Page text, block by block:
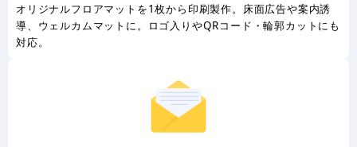
オリジナルフロアマットを1枚から印刷製作。床面広告や案内誘
導、ウェルカムマットに。ロゴ入りやQRコード・輪郭カットにも
対応。